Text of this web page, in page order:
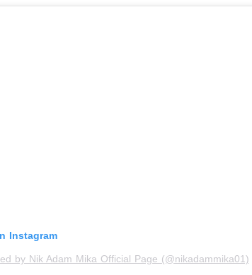
Instagram
by Nik Adam Mika Official Page (@nikadammika01)